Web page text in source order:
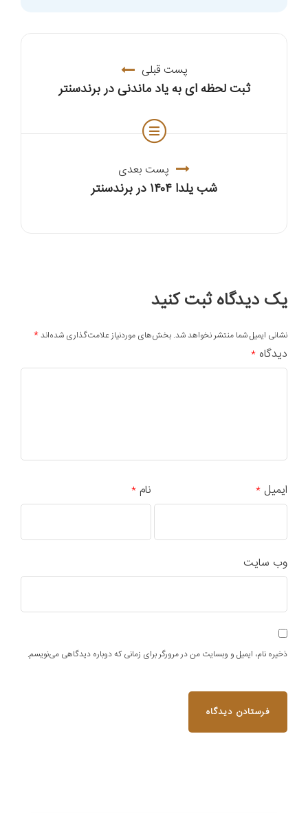
پست قبلی
ثبت لحظه ای به یاد ماندنی در برندسنتر
پست بعدی
شب یلدا ۱۴۰۴ در برندسنتر
یک دیدگاه ثبت کنید
نشانی ایمیل شما منتشر نخواهد شد. بخش‌های موردنیاز علامت‌گذاری شده‌اند*
دیدگاه *
نام * ایمیل*
وب‌ سایت
ذخیره نام، ایمیل و وبسایت من در مرورگر برای زمانی که دوباره دیدگاهی می‌نویسم.